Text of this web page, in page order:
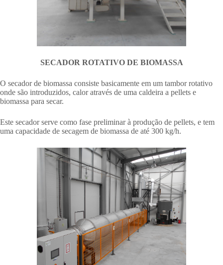
SECADOR ROTATIVO DE BIOMASSA
O secador de biomassa consiste basicamente em um tambor rotativo
onde são introduzidos, calor através de uma caldeira a pellets e
biomassa para secar.
Este secador serve como fase preliminar à produção de pellets, e tem
uma capacidade de secagem de biomassa de até 300 kg/h.